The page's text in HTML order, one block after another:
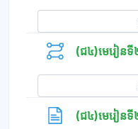
(ជ៤)មេរៀនទី
(ជ៤)មេរៀនទី